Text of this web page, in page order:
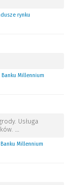
rynku
Millennium
Usługa
…
Millennium